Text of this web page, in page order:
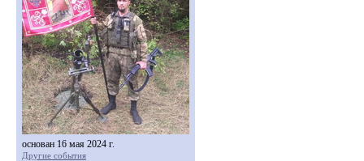
основан 16 мая 2024 г.
Другие события